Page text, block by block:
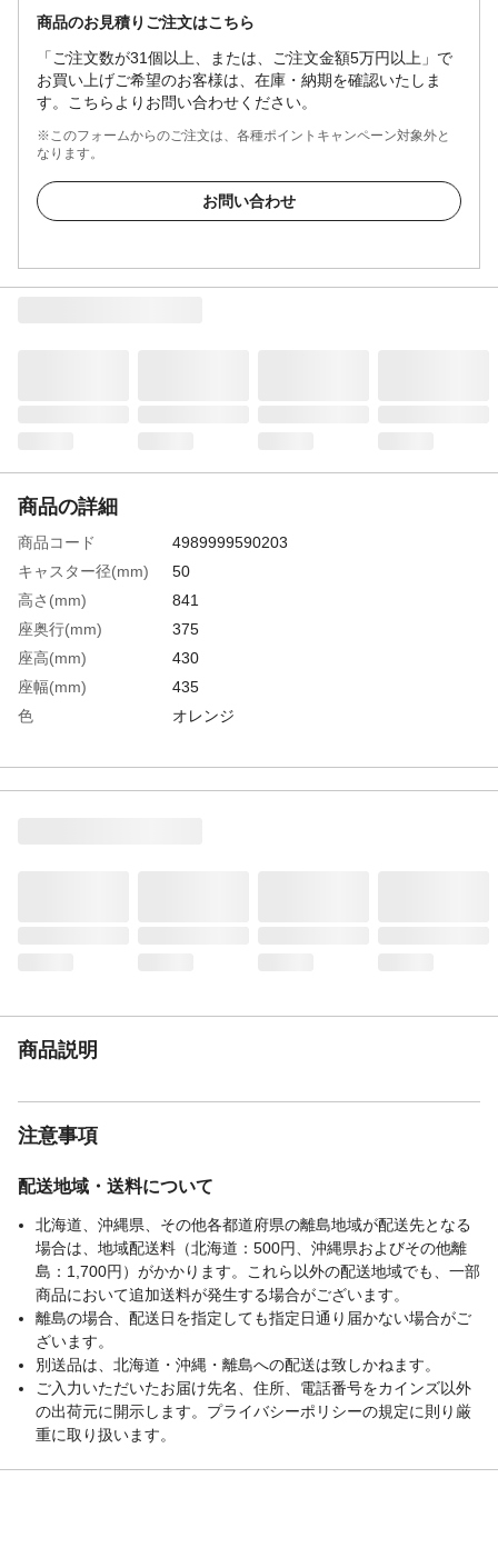
商品のお見積りご注文はこちら
「ご注文数が31個以上、または、ご注文金額5万円以上」で
お買い上げご希望のお客様は、在庫・納期を確認いたしま
す。こちらよりお問い合わせください。
※このフォームからのご注文は、各種ポイントキャンペーン対象外と
なります。
お問い合わせ
商品の詳細
商品コード
4989999590203
キャスター径(mm)
50
高さ(mm)
841
座奥行(mm)
375
座高(mm)
430
座幅(mm)
435
色
オレンジ
脚色
シルバー
材質3
座部：強化樹脂成形品、ウレタンフォーム
商品説明
注意事項
配送地域・送料について
北海道、沖縄県、その他各都道府県の離島地域が配送先となる
場合は、地域配送料（北海道：500円、沖縄県およびその他離
島：1,700円）がかかります。これら以外の配送地域でも、一部
商品において追加送料が発生する場合がございます。
離島の場合、配送日を指定しても指定日通り届かない場合がご
ざいます。
別送品は、北海道・沖縄・離島への配送は致しかねます。
ご入力いただいたお届け先名、住所、電話番号をカインズ以外
の出荷元に開示します。プライバシーポリシーの規定に則り厳
重に取り扱います。